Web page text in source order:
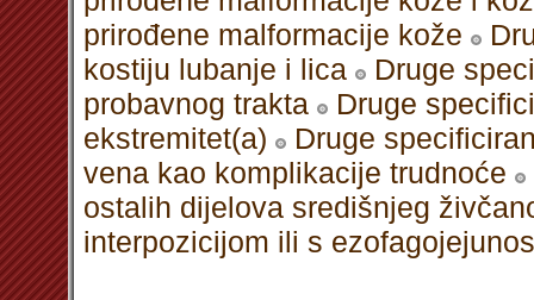
prirođene malformacije kože
kostiju lubanje i lica
Druge
probavnog trakta
Druge
ekstremitet(a)
Druge
vena kao komplikacije trudnoće
ostalih dijelova središnjeg
interpozicijom ili s